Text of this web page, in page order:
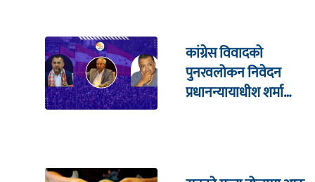
कांग्रेस विवादको
पुनरवलोकन निवेदन
प्रधानन्यायाधीश शर्मा